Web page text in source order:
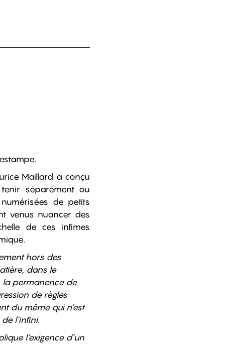
Maillard a conçu
séparément ou
de petits
venus nuancer des
de ces infimes
hors des
dans le
la permanence de
de règles
du même qui n’est
l’infini.
l’exigence d’un